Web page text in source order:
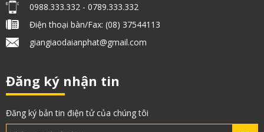
0988.333.332 - 0789.333.332
Điện thoại bàn/Fax: (08) 37544113
giangiaodaianphat@gmail.com
Đăng ký nhận tin
Đăng ký bản tin điện tử của chúng tôi